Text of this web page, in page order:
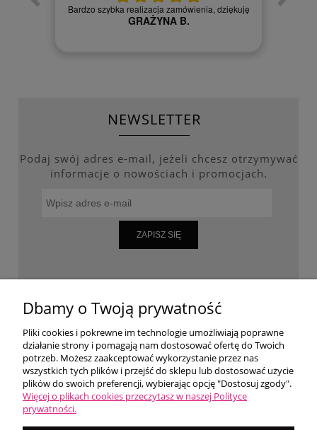
Bardzo szybka realizacja zamówienia, dziękuję
GRAŻYNA B.
NEWSLETTER
Podaj swój adres e-mail, jeżeli chcesz otrzymywać
informacje o nowościach i promocjach.
ZAPISZ SIĘ
WARUNKI ZAKUPÓW
MOJE KONTO
O NAS
Dbamy o Twoją prywatność
Pliki cookies i pokrewne im technologie umożliwiają poprawne
działanie strony i pomagają nam dostosować ofertę do Twoich
potrzeb. Możesz zaakceptować wykorzystanie przez nas
wszystkich tych plików i przejść do sklepu lub dostosować użycie
plików do swoich preferencji, wybierając opcję "Dostosuj zgody".
Więcej o plikach cookies przeczytasz w naszej Polityce
prywatności.